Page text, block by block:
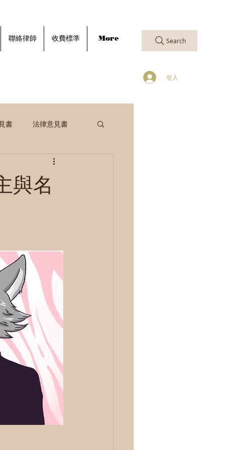
聯絡律師 收費標準 More Search
登入
書 法律意見書
與名